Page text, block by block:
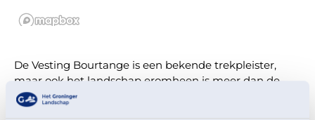
De Vesting Bourtange is een bekende trekpleister,
maar ook het landschap eromheen is meer dan de
moeite waard. Stap op de fiets en verken samen met
gidsen van Het Groninger Landschap de afwisselende